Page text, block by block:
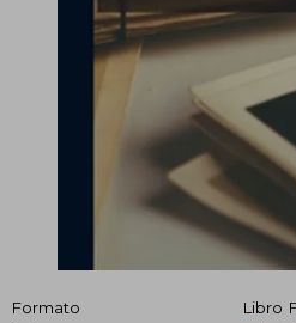
Formato
Libro